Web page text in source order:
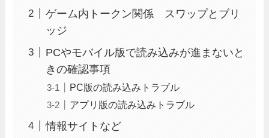
ゲーム内トークン関係 スワップとブリ
ッジ
PCやモバイル版で読み込みが進まないと
きの確認事項
PC版の読み込みトラブル
アプリ版の読み込みトラブル
情報サイトなど